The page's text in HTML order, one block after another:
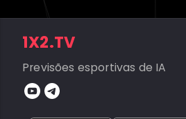
1X2.TV
Previsões esportivas de IA